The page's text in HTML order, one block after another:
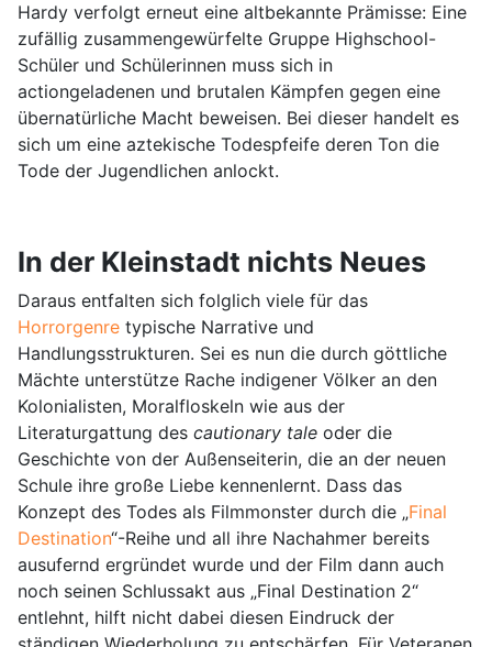
Hardy verfolgt erneut eine altbekannte Prämisse: Eine
zufällig zusammengewürfelte Gruppe Highschool-
Schüler und Schülerinnen muss sich in
actiongeladenen und brutalen Kämpfen gegen eine
übernatürliche Macht beweisen. Bei dieser handelt es
sich um eine aztekische Todespfeife deren Ton die
Tode der Jugendlichen anlockt.
In der Kleinstadt nichts Neues
Daraus entfalten sich folglich viele für das
Horrorgenre typische Narrative und
Handlungsstrukturen. Sei es nun die durch göttliche
Mächte unterstütze Rache indigener Völker an den
Kolonialisten, Moralfloskeln wie aus der
Literaturgattung des cautionary tale oder die
Geschichte von der Außenseiterin, die an der neuen
Schule ihre große Liebe kennenlernt. Dass das
Konzept des Todes als Filmmonster durch die „Final
Destination“-Reihe und all ihre Nachahmer bereits
ausufernd ergründet wurde und der Film dann auch
noch seinen Schlussakt aus „Final Destination 2“
entlehnt, hilft nicht dabei diesen Eindruck der